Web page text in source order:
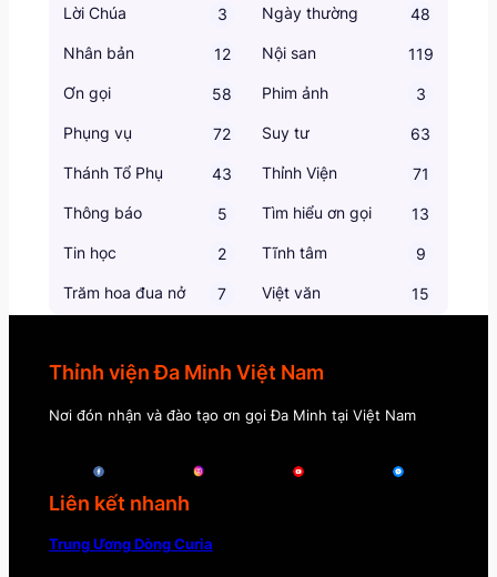
Lời Chúa 3 Ngày thường 48
Nhân bản 12 Nội san 119
Ơn gọi 58 Phim ảnh 3
Phụng vụ 72 Suy tư 63
Thánh Tổ Phụ 43 Thỉnh Viện 71
Thông báo 5 Tìm hiểu ơn gọi 13
Tin học 2 Tĩnh tâm 9
Trăm hoa đua nở 7 Việt văn 15
Thỉnh viện Đa Minh Việt Nam
Nơi đón nhận và đào tạo ơn gọi Đa Minh tại Việt Nam
Liên kết nhanh
Trung Ương Dòng Curia